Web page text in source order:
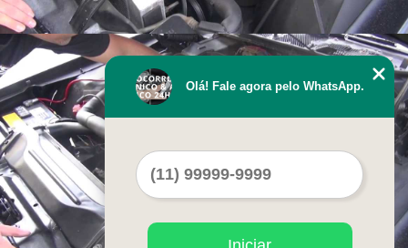
Olá! Fale agora pelo WhatsApp.